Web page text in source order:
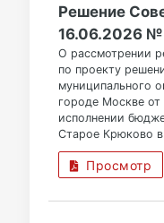
Решение
16.06.2026
О рассмотрении
по проекту
муниципального
городе Москве
исполнении
Старое Крюково
Просмотр